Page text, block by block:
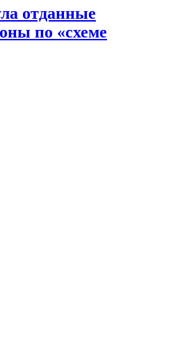
отданные
по «схеме